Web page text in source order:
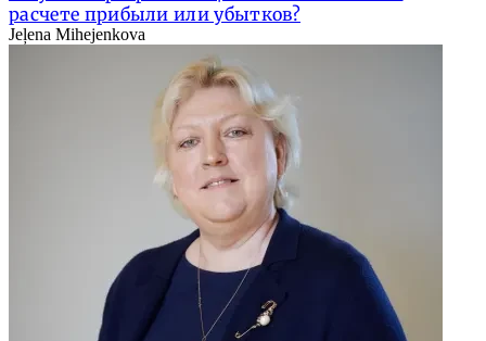
расчете прибыли или убытков?
Jeļena Mihejenkova